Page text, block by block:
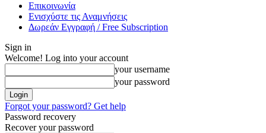
Επικοινωνία
Ενισχύστε τις Αναμνήσεις
Δωρεάν Εγγραφή / Free Subscription
Sign in
Welcome! Log into your account
your username
your password
Forgot your password? Get help
Password recovery
Recover your password